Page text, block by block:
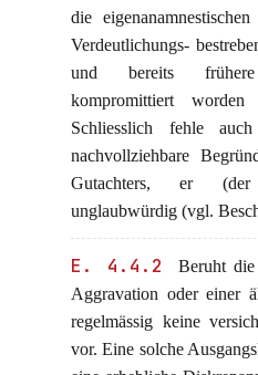
die
Verdeutlichungs-
und bereits
kompromittiert worden
Schliesslich fehle
nachvollziehbare
Gutachters, er (der
unglaubwürdig (vgl.
E. 4.4.2
Beruht die
Aggravation oder einer
regelmässig keine
vor. Eine solche